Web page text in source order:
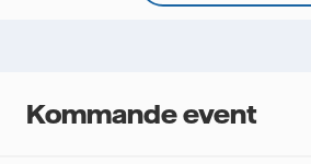
Kommande event